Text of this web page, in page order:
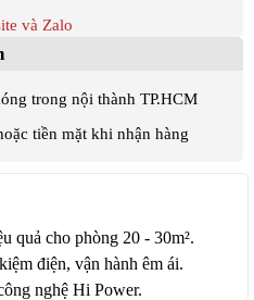
và Zalo
trong nội thành TP.HCM
tiền mặt khi nhận hàng
quả cho phòng 20 - 30m².
điện, vận hành êm ái.
nghệ Hi Power.